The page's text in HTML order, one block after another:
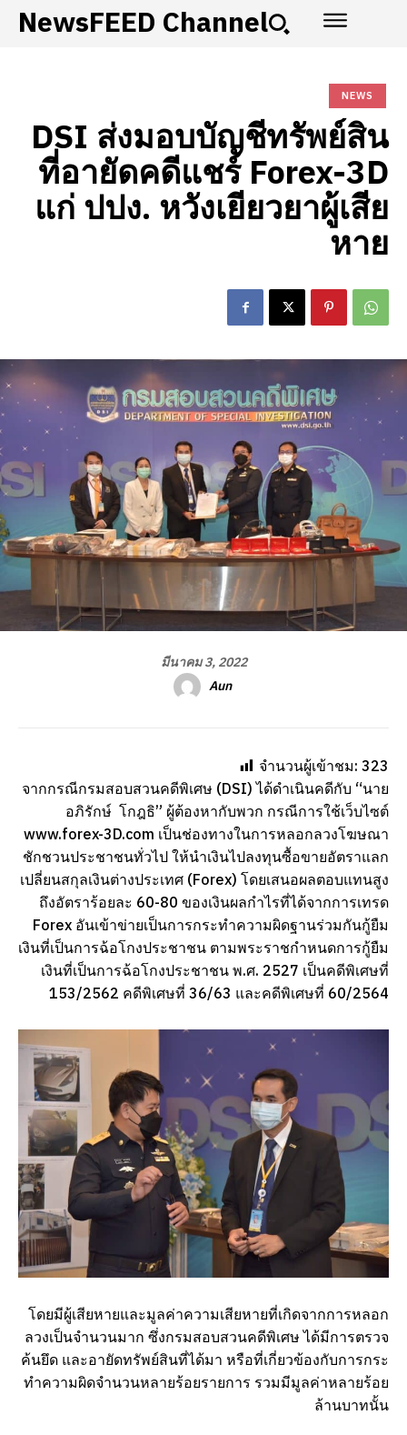
NewsFEED Channel
NEWS
DSI ส่งมอบบัญชีทรัพย์สิน
ที่อายัดคดีแชร์ Forex-3D
แก่ ปปง. หวังเยียวยาผู้เสีย
หาย
มีนาคม 3, 2022
Aun
จำนวนผู้เข้าชม: 323
จากกรณีกรมสอบสวนคดีพิเศษ (DSI) ได้ดำเนินคดีกับ “นาย
อภิรักษ์ โกฎธิ” ผู้ต้องหากับพวก กรณีการใช้เว็บไซต์
www.forex-3D.com เป็นช่องทางในการหลอกลวงโฆษณา
ชักชวนประชาชนทั่วไป ให้นำเงินไปลงทุนซื้อขายอัตราแลก
เปลี่ยนสกุลเงินต่างประเทศ (Forex) โดยเสนอผลตอบแทนสูง
ถึงอัตราร้อยละ 60-80 ของเงินผลกำไรที่ได้จากการเทรด
Forex อันเข้าข่ายเป็นการกระทำความผิดฐานร่วมกันกู้ยืม
เงินที่เป็นการฉ้อโกงประชาชน ตามพระราชกำหนดการกู้ยืม
เงินที่เป็นการฉ้อโกงประชาชน พ.ศ. 2527 เป็นคดีพิเศษที่
153/2562 คดีพิเศษที่ 36/63 และคดีพิเศษที่ 60/2564
โดยมีผู้เสียหายและมูลค่าความเสียหายที่เกิดจากการหลอก
ลวงเป็นจำนวนมาก ซึ่งกรมสอบสวนคดีพิเศษ ได้มีการตรวจ
ค้นยึด และอายัดทรัพย์สินที่ได้มา หรือที่เกี่ยวข้องกับการกระ
ทำความผิดจำนวนหลายร้อยรายการ รวมมีมูลค่าหลายร้อย
ล้านบาทนั้น